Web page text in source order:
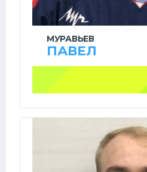
МУРАВЬЕВ
ПАВЕЛ